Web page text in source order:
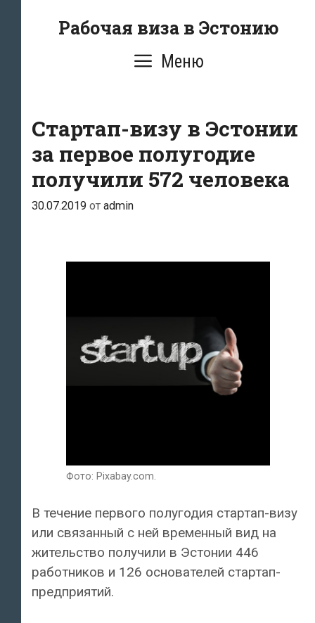
Рабочая виза в Эстонию
Меню
Стартап-визу в Эстонии
за первое полугодие
получили 572 человека
30.07.2019 от admin
Фото: Pixabay.com.
В течение первого полугодия стартап-визу
или связанный с ней временный вид на
жительство получили в Эстонии 446
работников и 126 основателей стартап-
предприятий.